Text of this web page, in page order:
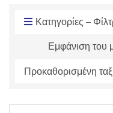
Κατηγορίες –
Εμφάνιση του